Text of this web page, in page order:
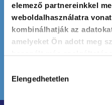
elemező partnereinkkel
weboldalhasználatra
kombinálhatják az
amelyeket Ön adott meg
kiválasztása
Elengedhetetlen
* A jelölőnégyzet
adatkezelő a megadott
továbbá a saját
feltételei szerint kezelje